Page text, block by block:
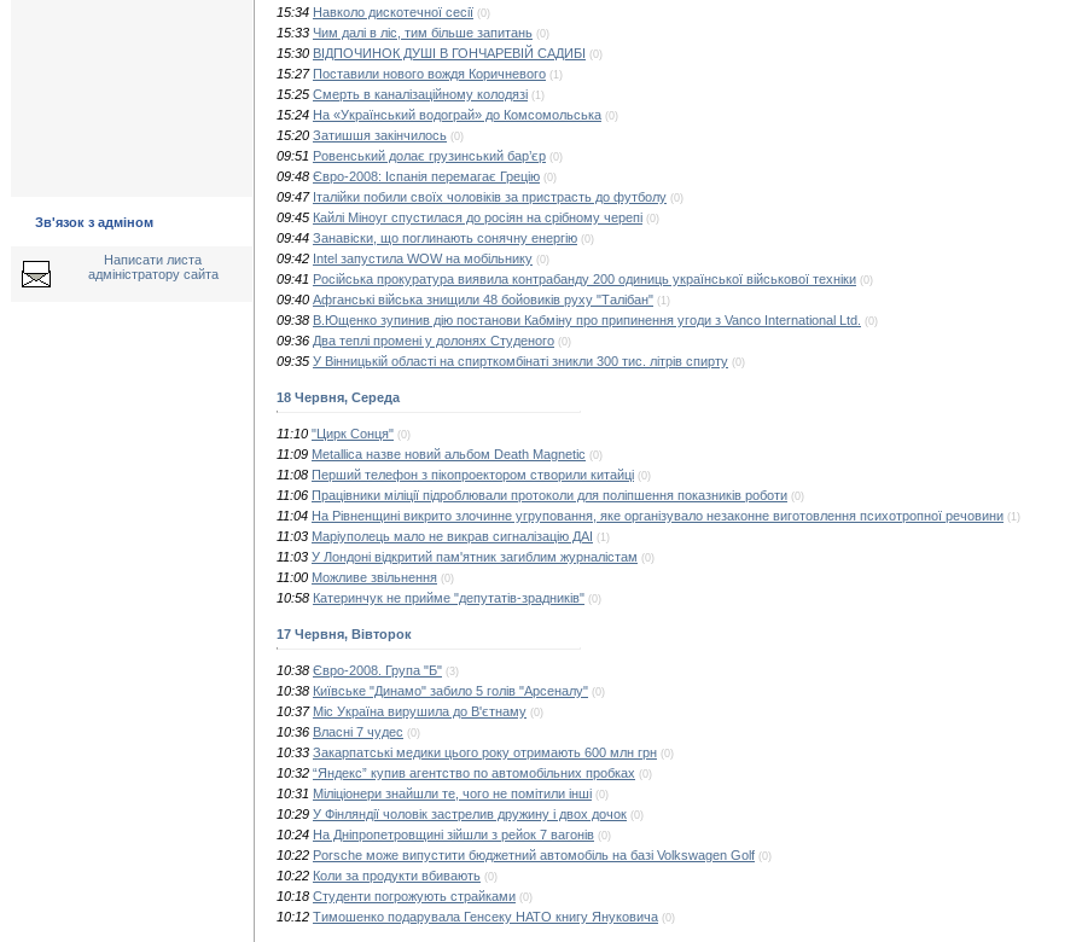
Зв'язок з адміном
Написати листа
адміністратору сайта
15:34 Навколо дискотечної сесії (0)
15:33 Чим далі в ліс, тим більше запитань (0)
15:30 ВІДПОЧИНОК ДУШІ В ГОНЧАРЕВІЙ САДИБІ (0)
15:27 Поставили нового вождя Коричневого (1)
15:25 Смерть в каналізаційному колодязі (1)
15:24 На «Український водограй» до Комсомольська (0)
15:20 Затишшя закінчилось (0)
09:51 Ровенський долає грузинський бар’єр (0)
09:48 Євро-2008: Іспанія перемагає Грецію (0)
09:47 Італійки побили своїх чоловіків за пристрасть до футболу (0)
09:45 Кайлі Міноуг спустилася до росіян на срібному черепі (0)
09:44 Занавіски, що поглинають сонячну енергію (0)
09:42 Intel запустила WOW на мобільнику (0)
09:41 Російська прокуратура виявила контрабанду 200 одиниць української військової техніки (0)
09:40 Афганські війська знищили 48 бойовиків руху "Талібан" (1)
09:38 В.Ющенко зупинив дію постанови Кабміну про припинення угоди з Vanco International Ltd. (0)
09:36 Два теплі промені у долонях Студеного (0)
09:35 У Вінницькій області на спирткомбінаті зникли 300 тис. літрів спирту (0)
18 Червня, Середа
11:10 "Цирк Сонця" (0)
11:09 Metallica назве новий альбом Death Magnetic (0)
11:08 Перший телефон з пікопроектором створили китайці (0)
11:06 Працівники міліції підроблювали протоколи для поліпшення показників роботи (0)
11:04 На Рівненщині викрито злочинне угруповання, яке організувало незаконне виготовлення психотропної речовини (1)
11:03 Маріуполець мало не викрав сигналізацію ДАІ (1)
11:03 У Лондоні відкритий пам'ятник загиблим журналістам (0)
11:00 Можливе звільнення (0)
10:58 Катеринчук не прийме "депутатів-зрадників" (0)
17 Червня, Вівторок
10:38 Євро-2008. Група "Б" (3)
10:38 Київське "Динамо" забило 5 голів "Арсеналу" (0)
10:37 Міс Україна вирушила до В'єтнаму (0)
10:36 Власні 7 чудес (0)
10:33 Закарпатські медики цього року отримають 600 млн грн (0)
10:32 “Яндекс” купив агентство по автомобільних пробках (0)
10:31 Міліціонери знайшли те, чого не помітили інші (0)
10:29 У Фінляндії чоловік застрелив дружину і двох дочок (0)
10:24 На Дніпропетровщині зійшли з рейок 7 вагонів (0)
10:22 Porsche може випустити бюджетний автомобіль на базі Volkswagen Golf (0)
10:22 Коли за продукти вбивають (0)
10:18 Студенти погрожують страйками (0)
10:12 Тимошенко подарувала Генсеку НАТО книгу Януковича (0)